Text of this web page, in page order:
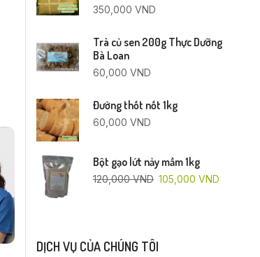
350,000 VND
Trà củ sen 200g Thực Dưỡng
Bà Loan
60,000 VND
Đường thốt nốt 1kg
60,000 VND
Bột gạo lứt nảy mầm 1kg
120,000VND 105,000 VND
DỊCH VỤ CỦA CHÚNG TÔI